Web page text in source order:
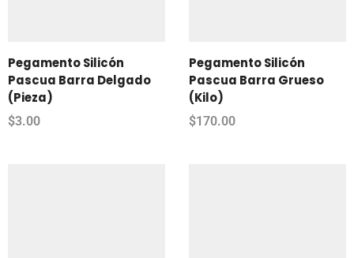
Pegamento Silicón
Pascua Barra Delgado
(Pieza)
$3.00
Pegamento Silicón
Pascua Barra Grueso
(Kilo)
$170.00